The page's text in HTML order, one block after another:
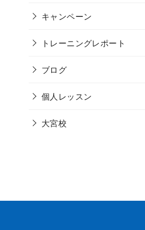
キャンペーン
トレーニングレポート
ブログ
個人レッスン
大宮校